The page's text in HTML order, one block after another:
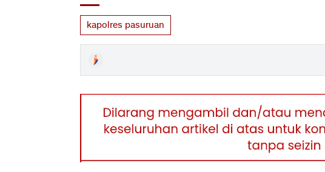
kapolres pasuruan